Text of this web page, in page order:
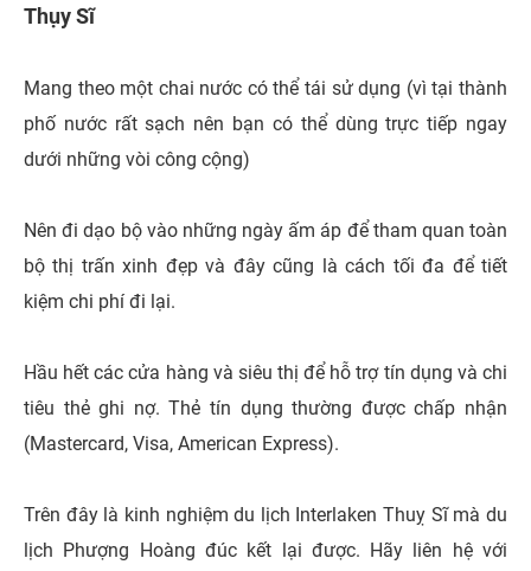
Thụy Sĩ
Mang theo một chai nước có thể tái sử dụng (vì tại thành
phố nước rất sạch nên bạn có thể dùng trực tiếp ngay
dưới những vòi công cộng)
Nên đi dạo bộ vào những ngày ấm áp để tham quan toàn
bộ thị trấn xinh đẹp và đây cũng là cách tối đa để tiết
kiệm chi phí đi lại.
Hầu hết các cửa hàng và siêu thị để hỗ trợ tín dụng và chi
tiêu thẻ ghi nợ. Thẻ tín dụng thường được chấp nhận
(Mastercard, Visa, American Express).
Trên đây là kinh nghiệm du lịch Interlaken Thuỵ Sĩ mà du
lịch Phượng Hoàng đúc kết lại được. Hãy liên hệ với